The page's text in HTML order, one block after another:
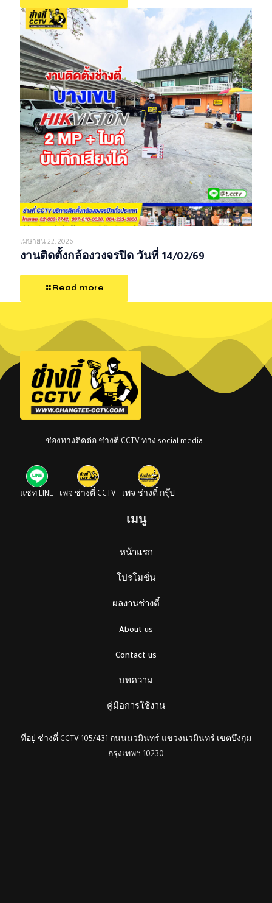
เมษายน 22, 2026
งานติดตั้งกล้องวงจรปิด วันที่ 14/02/69
Read more
ช่องทางติดต่อ ช่างตี๋ CCTV ทาง social media
แชท LINE เพจ ช่างตี๋ CCTV เพจ ช่างตี๋ กรุ๊ป
เมนู
หน้าแรก
โปรโมชั่น
ผลงานช่างตี๋
About us
Contact us
บทความ
คู่มือการใช้งาน
ที่อยู่ ช่างตี๋ CCTV 105/431 ถนนนวมินทร์ แขวงนวมินทร์ เขตบึงกุ่ม
กรุงเทพฯ 10230